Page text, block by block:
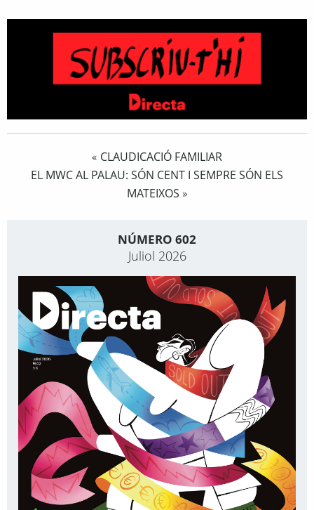
« CLAUDICACIÓ FAMILIAR
EL MWC AL PALAU: SÓN CENT I SEMPRE SÓN ELS
MATEIXOS »
NÚMERO 602
Juliol 2026